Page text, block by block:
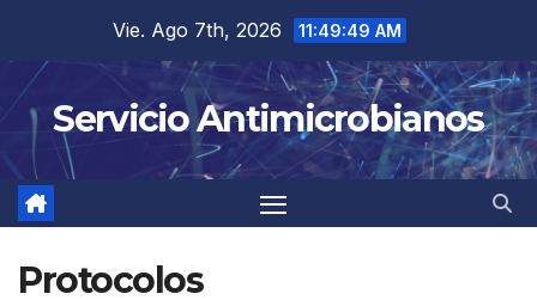
contenido
Vie. Ago 7th, 2026 11:49:49 AM
Servicio Antimicrobianos
Protocolos